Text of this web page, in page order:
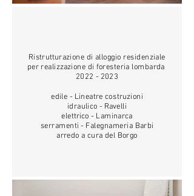
Ristrutturazione di alloggio residenziale
per realizzazione di foresteria lombarda
2022 - 2023
edile - Lineatre costruzioni
idraulico - Ravelli
elettrico - Laminarca
serramenti - Falegnameria Barbi
arredo a cura del Borgo